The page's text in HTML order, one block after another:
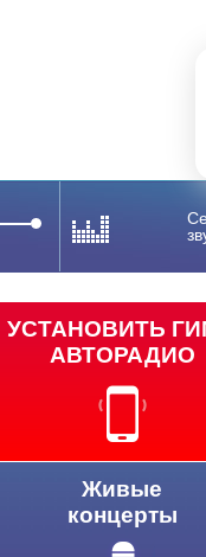
УСТАНОВИТЬ
АВТОРАДИО
Живые
концерты